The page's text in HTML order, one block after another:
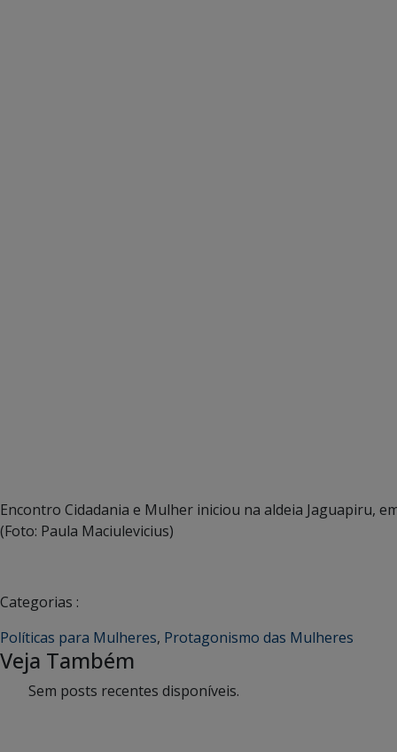
Encontro Cidadania e Mulher iniciou na aldeia Jaguapiru,
(Foto: Paula Maciulevicius)
Categorias :
Políticas para Mulheres, Protagonismo das Mulheres
Veja Também
Sem posts recentes disponíveis.